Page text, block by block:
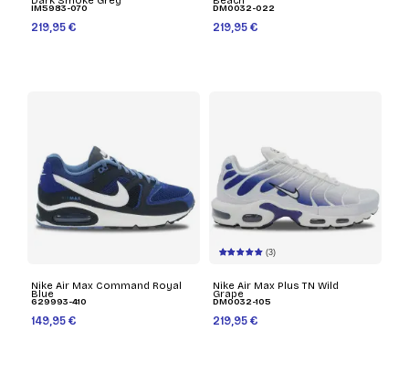
IM5983-070
219,95 €
DM0032-022
219,95 €
Nike Air Max Command Royal
Blue
629993-410
149,95 €
(3)
Nike Air Max Plus TN Wild
Grape
DM0032-105
219,95 €